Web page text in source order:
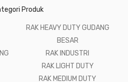
Produk
RAK HEAVY DUTY GUDANG
BESAR
RAK INDUSTRI
RAK LIGHT DUTY
RAK MEDIUM DUTY